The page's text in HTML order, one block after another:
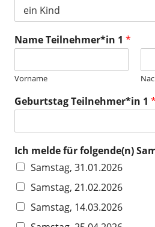
Name Teilnehmer*in 1 *
Vorname
Geburtstag Teilnehmer*in 1 *
Ich melde für folgende(n)
Samstag, 31.01.2026
Samstag, 21.02.2026
Samstag, 14.03.2026